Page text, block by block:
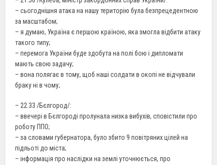
– сьогоднішня атака на нашу територію була безпрецедентною
за масштабом;
– я думаю, Україна є першою країною, яка змогла відбити атаку
такого типу;
– перемога України буде здобута на полі бою і дипломати
мають свою задачу;
– вона полягає в тому, щоб наші солдати в окопі не відчували
браку ні в чому;
– 22.33 /Бєлгород/:
– ввечері в Бєлгороді пролунала низка вибухів, сповістили про
роботу ППО;
– за словами губернатора, було збито 9 повітряних цілей на
підльоті до міста;
– інформація про наслідки на землі уточнюється, про